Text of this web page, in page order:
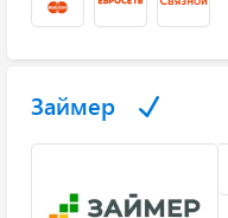
Займер